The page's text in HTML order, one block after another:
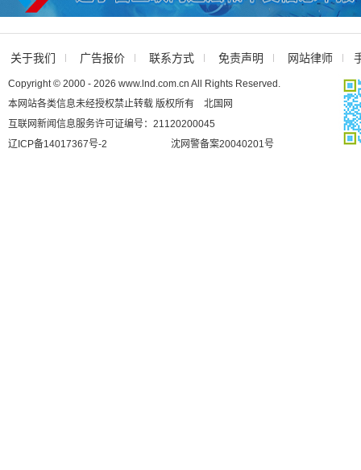
关于我们 广告报价 联系方式 免责声明 网站律师
Copyright © 2000 - 2026 www.lnd.com.cn All Rights Reserved.
本网站各类信息未经授权禁止转载 版权所有 北国网
互联网新闻信息服务许可证编号：21120200045
辽ICP备14017367号-2
沈网警备案20040201号